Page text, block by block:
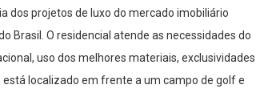
dos projetos de luxo do mercado imobiliário
Brasil . O residencial atende as necessidades do
uso dos melhores materiais, exclusividades
localizado em frente a um campo de golf e